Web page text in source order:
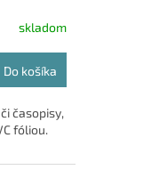
skladom
Do košíka
časopisy,
fóliou.